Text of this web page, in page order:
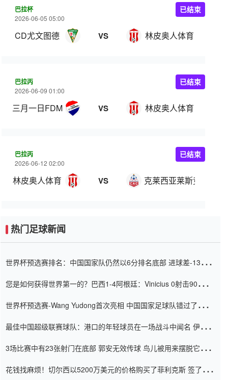
巴拉杯
2026-06-05 05:00
CD尤文图德 VS 林皮奥人体育
已结束
巴拉丙
2026-06-09 01:00
三月一日FDM VS 林皮奥人体育
已结束
巴拉丙
2026-06-12 02:00
林皮奥人体育 VS 克莱西亚莱斯竞技
已结束
热门足球新闻
世界杯预选赛排名：中国国家队仍然以6分排名底部 进球差-13令人
您是如何获得世界第一的？巴西1-4阿根廷：Vinicius 0射击90分钟
世界杯预选赛-Wang Yudong首次亮相 中国国家足球队错过了世界
最佳中国超级联赛球队：港口的年轻球员在一场战斗中闻名 伊万放
3场比赛中有23张射门在底部 郭安无效传球 鸟儿被用来摆脱它
花钱找麻烦！切尔西以5200万美元的价格购买了菲利克斯 签了7年